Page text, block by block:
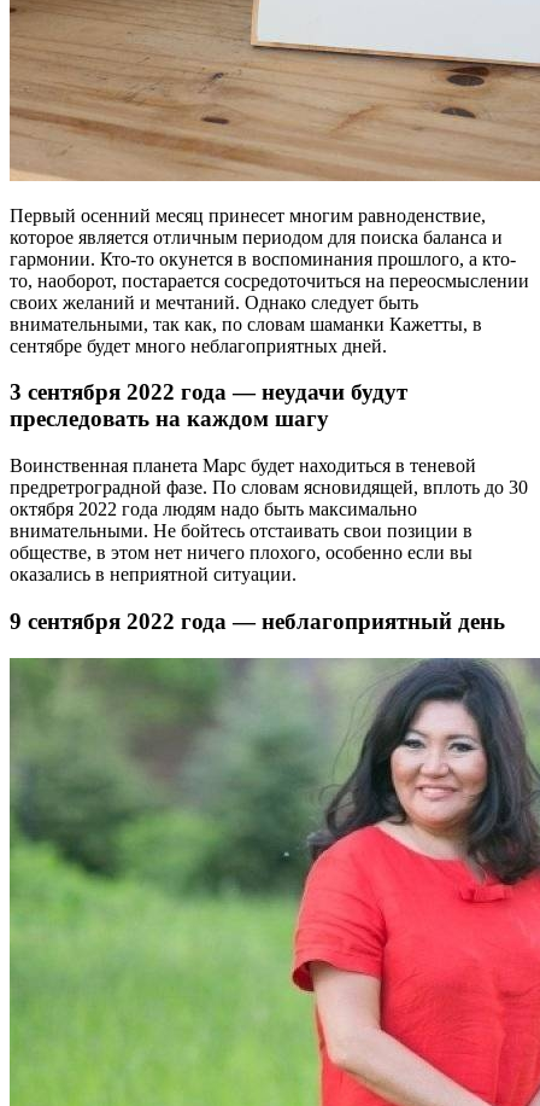
Первый осенний месяц принесет многим равноденствие,
которое является отличным периодом для поиска баланса и
гармонии. Кто-то окунется в воспоминания прошлого, а кто-
то, наоборот, постарается сосредоточиться на переосмыслении
своих желаний и мечтаний. Однако следует быть
внимательными, так как, по словам шаманки Кажетты, в
сентябре будет много неблагоприятных дней.
3 сентября 2022 года — неудачи будут
преследовать на каждом шагу
Воинственная планета Марс будет находиться в теневой
предретроградной фазе. По словам ясновидящей, вплоть до 30
октября 2022 года людям надо быть максимально
внимательными. Не бойтесь отстаивать свои позиции в
обществе, в этом нет ничего плохого, особенно если вы
оказались в неприятной ситуации.
9 сентября 2022 года — неблагоприятный день